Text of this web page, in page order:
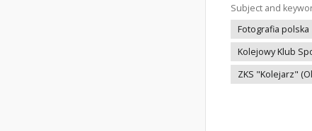
Subject and
Fotografia polska
Kolejowy Klub
ZKS "Kolejarz"